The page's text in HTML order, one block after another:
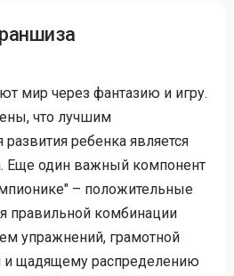
мир через фантазию и игру.
что лучшим
ребенка является
Еще один важный компонент
– положительные
правильной комбинации
упражнений, грамотной
и щадящему распределению